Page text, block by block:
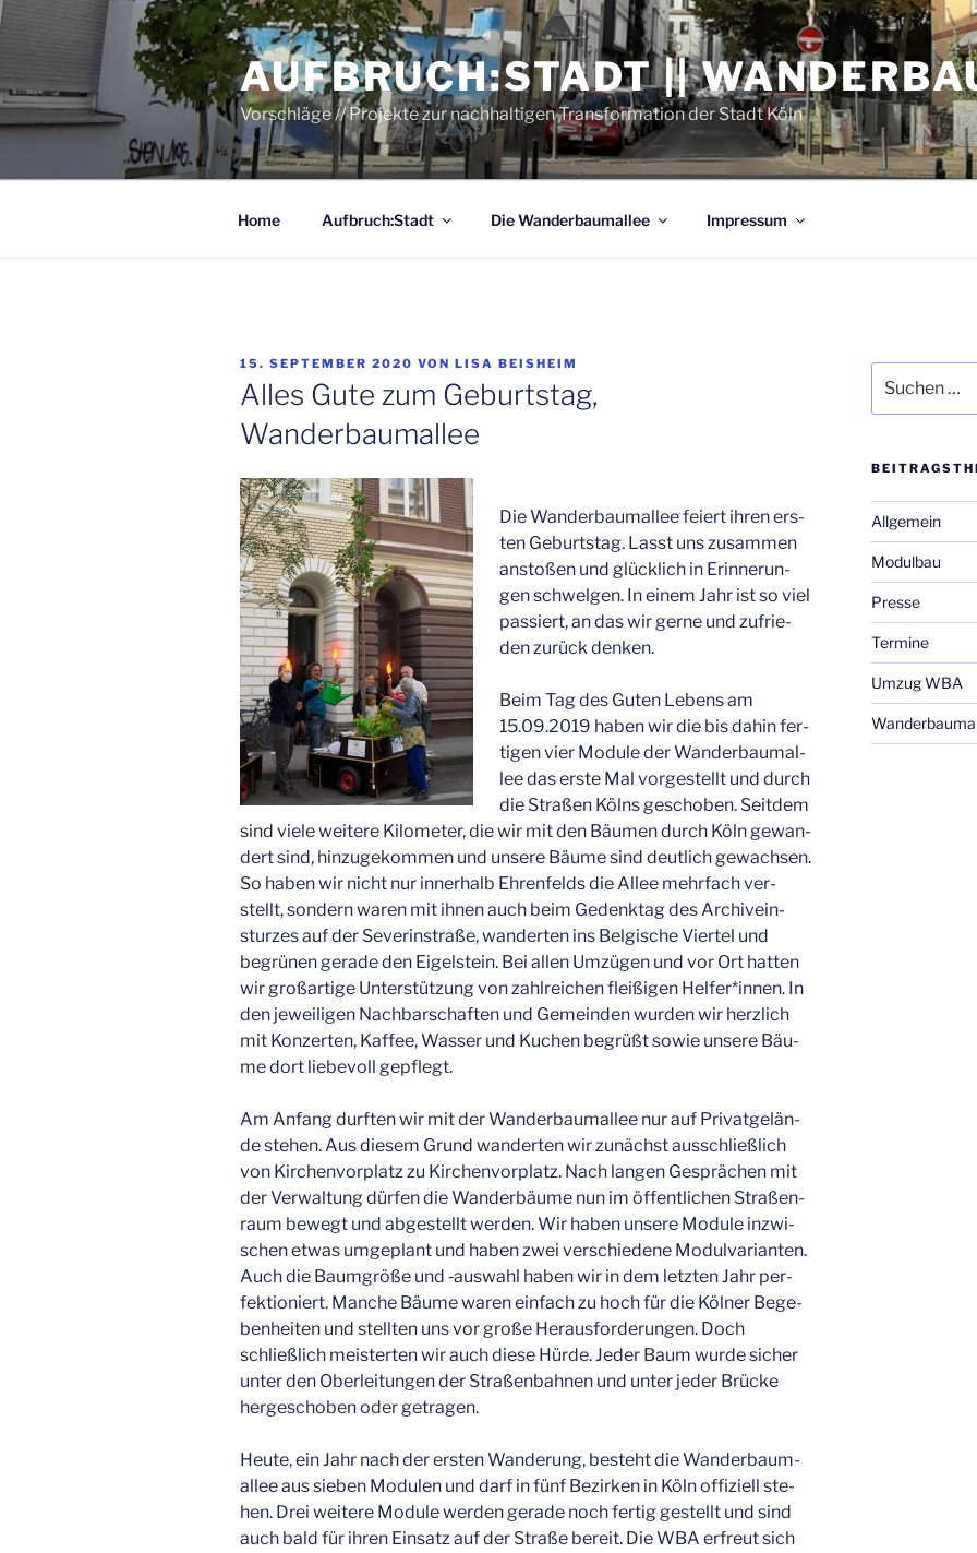
Zum
AUFBRUCH:STADT ||
Vorschläge // Projekte zur nachhaltigen Transformation der Stadt Köln
Home Aufbruch:Stadt Die Wan­der­baum­al­lee Impres­sum
VERÖFFENTLICHT
AM
15. SEPTEMBER 2020 VON LISA BEISHEIM
Alles Gute zum Geburts­tag,
Wanderbaumallee
Die Wan­der­baum­al­lee fei­ert ihren ers­
ten Geburts­tag. Lasst uns zusam­men
ansto­ßen und glück­lich in Erin­ne­run­
gen schwel­gen. In einem Jahr ist so viel
pas­siert, an das wir ger­ne und zufrie­
den zurück denken.
Beim Tag des Guten Lebens am
15.09.2019 haben wir die bis dahin fer­
ti­gen vier Modu­le der Wan­der­baum­al­
lee das ers­te Mal vor­ge­stellt und durch
die Stra­ßen Kölns gescho­ben. Seit­dem
sind vie­le wei­te­re Kilo­me­ter, die wir mit den Bäu­men durch Köln gewan­
dert sind, hin­zu­ge­kom­men und unse­re Bäu­me sind deut­lich gewach­sen.
So haben wir nicht nur inner­halb Ehren­felds die Allee mehr­fach ver­
stellt, son­dern waren mit ihnen auch beim Gedenk­tag des Archiv­ein­
stur­zes auf der Seve­rin­stra­ße, wan­der­ten ins Bel­gi­sche Vier­tel und
begrü­nen gera­de den Eigel­stein. Bei allen Umzü­gen und vor Ort hat­ten
wir groß­ar­ti­ge Unter­stüt­zung von zahl­rei­chen flei­ßi­gen Helfer*innen. In
den jewei­li­gen Nach­bar­schaf­ten und Gemein­den wur­den wir herz­lich
mit Kon­zer­ten, Kaf­fee, Was­ser und Kuchen begrüßt sowie unse­re Bäu­
me dort lie­be­voll gepflegt.
Am Anfang durf­ten wir mit der Wan­der­baum­al­lee nur auf Pri­vat­ge­län­
de ste­hen. Aus die­sem Grund wan­der­ten wir zunächst aus­schließ­lich
von Kir­chen­vor­platz zu Kir­chen­vor­platz. Nach lan­gen Gesprä­chen mit
der Ver­wal­tung dür­fen die Wan­der­bäu­me nun im öffent­li­chen Stra­ßen­
raum bewegt und abge­stellt wer­den. Wir haben unse­re Modu­le inzwi­
schen etwas umge­plant und haben zwei ver­schie­de­ne Modul­va­ri­an­ten.
Auch die Baum­grö­ße und ‑aus­wahl haben wir in dem letz­ten Jahr per­
fek­tio­niert. Man­che Bäu­me waren ein­fach zu hoch für die Köl­ner Bege­
ben­hei­ten und stell­ten uns vor gro­ße Her­aus­for­de­run­gen. Doch
schließ­lich meis­ter­ten wir auch die­se Hür­de. Jeder Baum wur­de sicher
unter den Ober­lei­tun­gen der Stra­ßen­bah­nen und unter jeder Brü­cke
her­ge­scho­ben oder getragen.
Heu­te, ein Jahr nach der ers­ten Wan­de­rung, besteht die Wan­der­baum­
al­lee aus sie­ben Modu­len und darf in fünf Bezir­ken in Köln offi­zi­ell ste­
hen. Drei wei­te­re Modu­le wer­den gera­de noch fer­tig gestellt und sind
auch bald für ihren Ein­satz auf der Stra­ße bereit. Die WBA erfreut sich
nach:
Allgemein
Modulbau
Presse
Termine
Umzug WBA